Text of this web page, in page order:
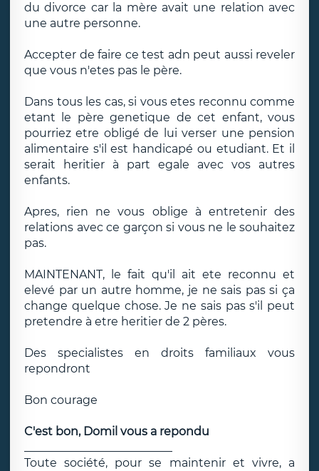
du divorce car la mère avait une relation avec
une autre personne.
Accepter de faire ce test adn peut aussi reveler
que vous n'etes pas le père.
Dans tous les cas, si vous etes reconnu comme
etant le père genetique de cet enfant, vous
pourriez etre obligé de lui verser une pension
alimentaire s'il est handicapé ou etudiant. Et il
serait heritier à part egale avec vos autres
enfants.
Apres, rien ne vous oblige à entretenir des
relations avec ce garçon si vous ne le souhaitez
pas.
MAINTENANT, le fait qu'il ait ete reconnu et
elevé par un autre homme, je ne sais pas si ça
change quelque chose. Je ne sais pas s'il peut
pretendre à etre heritier de 2 pères.
Des specialistes en droits familiaux vous
repondront
Bon courage
C'est bon, Domil vous a repondu
Toute société, pour se maintenir et vivre, a